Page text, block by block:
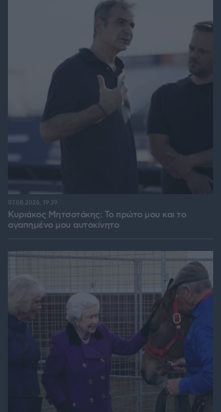
Κυριάκος Μητσοτάκης: Το πρώτο μου και το
αγαπημένο μου αυτοκίνητο
07.08.2026, 19:39